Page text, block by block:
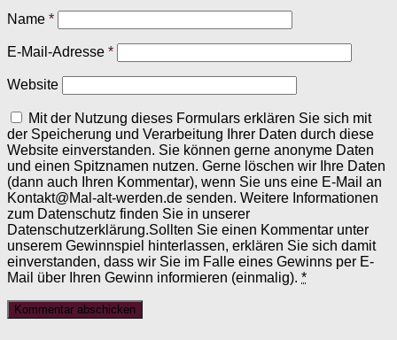
Name *
E-Mail-Adresse *
Website
Mit der Nutzung dieses Formulars erklären Sie sich mit
der Speicherung und Verarbeitung Ihrer Daten durch diese
Website einverstanden. Sie können gerne anonyme Daten
und einen Spitznamen nutzen. Gerne löschen wir Ihre Daten
(dann auch Ihren Kommentar), wenn Sie uns eine E-Mail an
Kontakt@Mal-alt-werden.de senden. Weitere Informationen
zum Datenschutz finden Sie in unserer
Datenschutzerklärung.Sollten Sie einen Kommentar unter
unserem Gewinnspiel hinterlassen, erklären Sie sich damit
einverstanden, dass wir Sie im Falle eines Gewinns per E-
Mail über Ihren Gewinn informieren (einmalig). *